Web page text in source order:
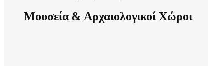
Μουσεία & Αρχαιολογικοί Χώροι